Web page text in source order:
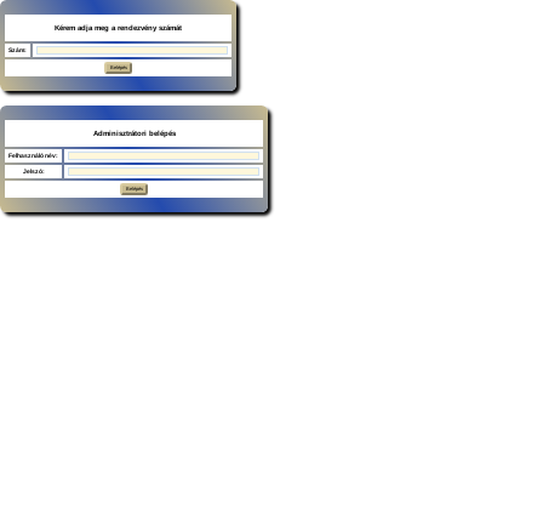
Kérem adja meg a rendezvény számát
Szám:
Adminisztrátori belépés
Felhasználó név:
Jelszó: